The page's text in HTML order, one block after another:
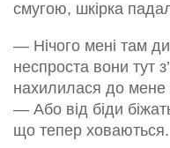
смугою, шкірка
— Нічого мені там
неспроста вони тут
нахилилася до мене
— Або від біди
що тепер ховаються.